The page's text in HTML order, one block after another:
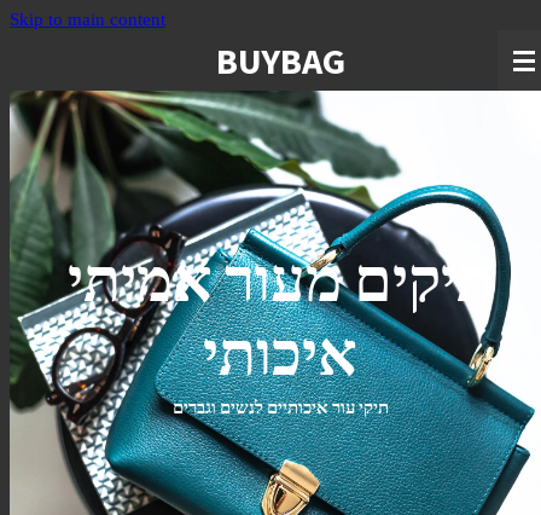
Skip to main content
BUYBAG
תיקים מעור אמיתי
איכותי
תיקי עור איכותיים לנשים וגברים